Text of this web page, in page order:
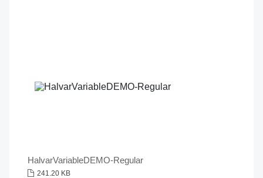
HalvarVariableDEMO-Regular
241.20 KB